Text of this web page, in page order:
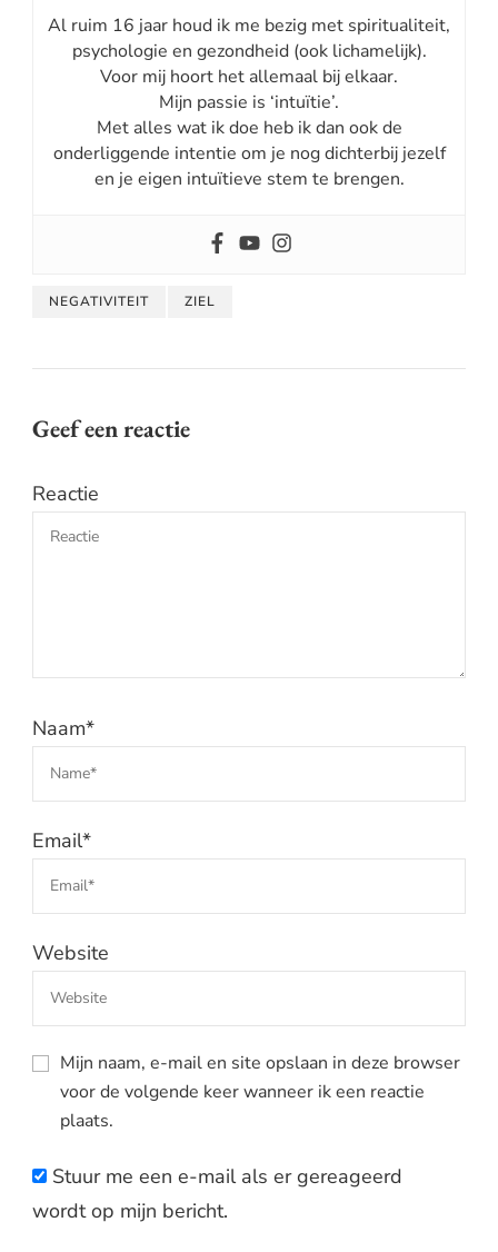
Al ruim 16 jaar houd ik me bezig met spiritualiteit,
psychologie en gezondheid (ook lichamelijk).
Voor mij hoort het allemaal bij elkaar.
Mijn passie is ‘intuïtie’.
Met alles wat ik doe heb ik dan ook de
onderliggende intentie om je nog dichterbij jezelf
en je eigen intuïtieve stem te brengen.
NEGATIVITEIT ZIEL
Geef een reactie
Reactie
Naam*
Email*
Website
Mijn naam, e-mail en site opslaan in deze browser
voor de volgende keer wanneer ik een reactie
plaats.
Stuur me een e-mail als er gereageerd
wordt op mijn bericht.